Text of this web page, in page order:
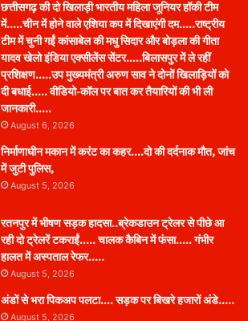
छत्तीसगढ़ की दो खिलाड़ी भारतीय महिला जूनियर हॉकी टीम
में…..चीन में होने वाले एशिया कप में दिखाएंगी दम…..राष्ट्रीय
टीम में चुनी गईं कांसाबेल की मधु सिदार और बोड़ला की गीता
यादव खेलो इंडिया एक्सीलेंस सेंटर…..बिलासपुर में ले रहीं
प्रशिक्षण…..उप मुख्यमंत्री अरुण साव ने दोनों खिलाड़ियों को
दी बधाई….. वीडियो-कॉल पर बात कर तैयारियों की भी ली
जानकारी…..
August 6, 2026
निर्माणाधीन मकान में करंट का कहर….दो की दर्दनाक मौत, जांच
में जुटी पुलिस,
August 5, 2026
रतनपुर में भीषण सड़क हादसा..ब्रेकडाउन ट्रेलर से पीछे आ
रही दो ट्रेलरें टकराईं….. चालक कैबिन में फंसा….. गंभीर
हालत में अस्पताल रेफर…..
August 5, 2026
अंडों से भरा पिकअप पलटा…. सड़क पर बिखरे हजारों अंडे…..
August 5, 2026